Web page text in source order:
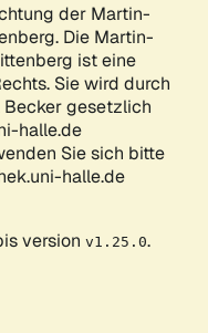
der Martin-
Die Martin-
ist eine
Sie wird durch
Becker gesetzlich
halle.de
Sie sich bitte
halle.de
version v1.25.0.